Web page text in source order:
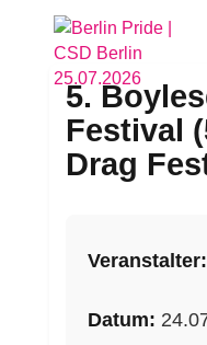
5.
Festival
Drag
Datum: